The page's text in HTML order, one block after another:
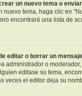
un nuevo tema o
nuevo tema, haga clic en
encontrará una lista de
editar o borrar un
administrador o
editase su tema,
veces el editor deja su